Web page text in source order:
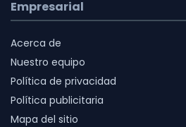
Empresarial
Acerca de
Nuestro equipo
Política de privacidad
Política publicitaria
Mapa del sitio